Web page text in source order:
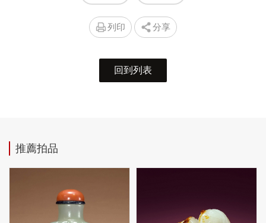
列印 分享
回到列表
推薦拍品